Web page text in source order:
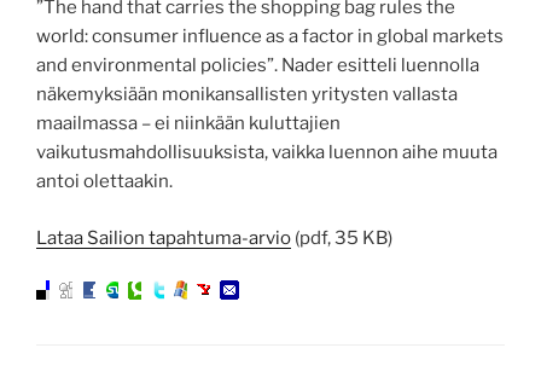
”The hand that carries the shopping bag rules the
world: consumer influence as a factor in global markets
and environmental policies”. Nader esitteli luennolla
näkemyksiään monikansallisten yritysten vallasta
maailmassa – ei niinkään kuluttajien
vaikutusmahdollisuuksista, vaikka luennon aihe muuta
antoi olettaakin.
Lataa Sailion tapahtuma-arvio (pdf, 35 KB)